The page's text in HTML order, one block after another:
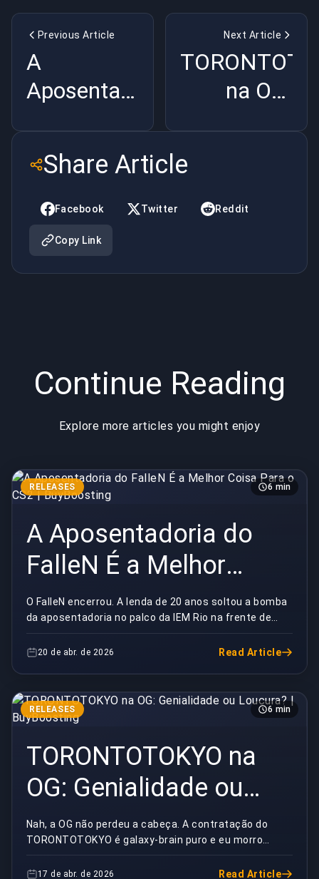
Previous Article
A
Aposentadoria
a Melhor
Coisa Para
o CS2 |
BuyBoosting
Next Article
na OG:
BuyBoosting
Share Article
Facebook Twitter Reddit
Copy Link
Continue Reading
Explore more articles you might enjoy
RELEASES 6 min
A Aposentadoria do
FalleN É a Melhor
Coisa Para o CS2 |
BuyBoosting
O FalleN encerrou. A lenda de 20 anos soltou a bomba
da aposentadoria no palco da IEM Rio na frente de
uma multidão brasileira em lágrimas, e sincero?...
20 de abr. de 2026 Read Article
RELEASES 6 min
TORONTOTOKYO na
OG: Genialidade ou
Loucura? | BuyBoosting
Nah, a OG não perdeu a cabeça. A contratação do
TORONTOTOKYO é galaxy-brain puro e eu morro
nessa colina.O Reddit explodiu semana passada
quando a OG ...
17 de abr. de 2026 Read Article